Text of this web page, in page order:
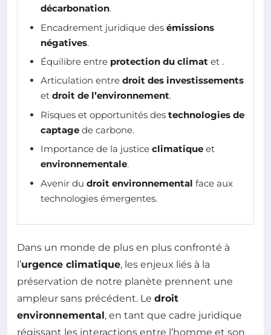
décarbonation.
Encadrement juridique des émissions
négatives.
Équilibre entre protection du climat et .
Articulation entre droit des investissements
et droit de l’environnement.
Risques et opportunités des technologies de
captage de carbone.
Importance de la justice climatique et
environnementale.
Avenir du droit environnemental face aux
technologies émergentes.
Dans un monde de plus en plus confronté à
l’urgence climatique, les enjeux liés à la
préservation de notre planète prennent une
ampleur sans précédent. Le droit
environnemental, en tant que cadre juridique
régissant les interactions entre l’homme et son